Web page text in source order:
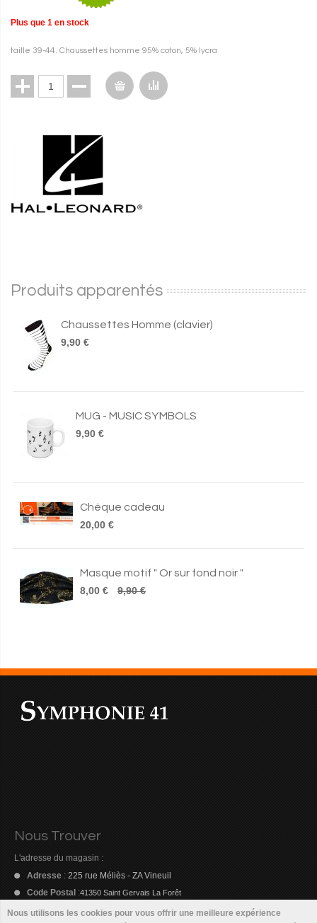
Nous utilisons les cookies pour vous offrir une meilleure expérience
Plus que 1 en stock
taille 39-44. Chaussettes homme 95% coton, 5% lycra
Produits apparentés
Chaussettes Homme (clavier)
9,90 €
MUG - MUSIC SYMBOLS
9,90 €
Chèque cadeau
20,00 €
Masque motif " Or sur fond noir "
8,00 €
9,90 €
Nous Trouver
L'adresse du magasin :
Adresse : 225 rue Méliès - ZA Vineuil
Code Postal :41350 Saint Gervais La Forêt
Email:symphonie41@orange.fr